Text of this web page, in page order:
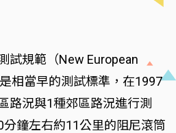
試規範（New European
相當早的測試標準，在1997
路況與1種郊區路況進行測
鐘左右約11公里的阻尼滾筒